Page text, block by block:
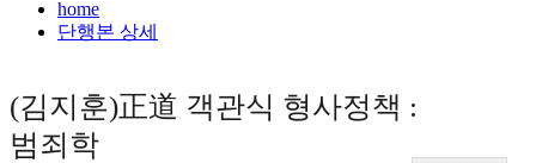
home
단행본 상세
(김지훈)正道 객관식 형사정책 :
범죄학